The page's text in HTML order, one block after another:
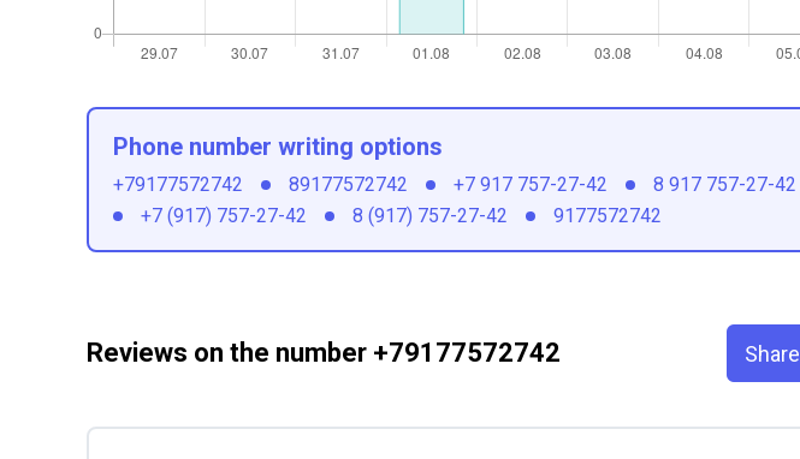
Phone number writing options
+79177572742 89177572742 +7 917 757-27-42
8 917 757-27-42
+7 (917) 757-27-42
8 (917) 757-27-42 9177572742
Reviews on the number +79177572742 Share